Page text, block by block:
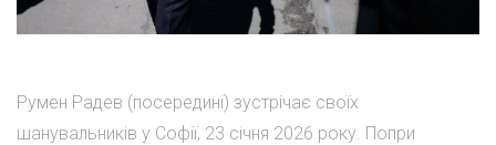
Румен Радев (посередині) зустрічає своїх
шанувальників у Софії, 23 січня 2026 року. Попри